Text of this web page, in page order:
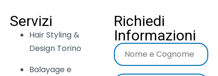
Servizi
Hair Styling &
Design Torino
Balayage e
Richiedi
Informazioni